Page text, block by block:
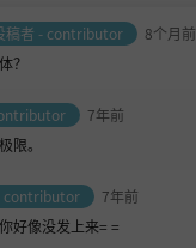
稿者 - contributor
8个月前
？
7年前
限。
contributor
7年前
好像没发上来= =